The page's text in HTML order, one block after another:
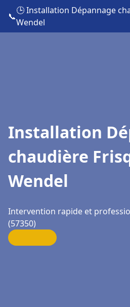
📞
🕒 Installation Dépannage
Wendel
Installation
chaudière
Wendel
Intervention rapide et
(57350)